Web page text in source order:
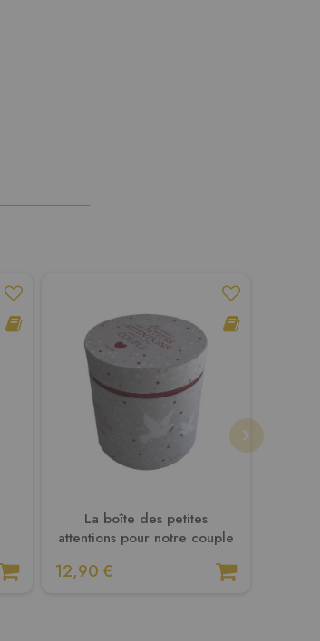
La boîte des petites
attentions pour notre couple
12,90 €